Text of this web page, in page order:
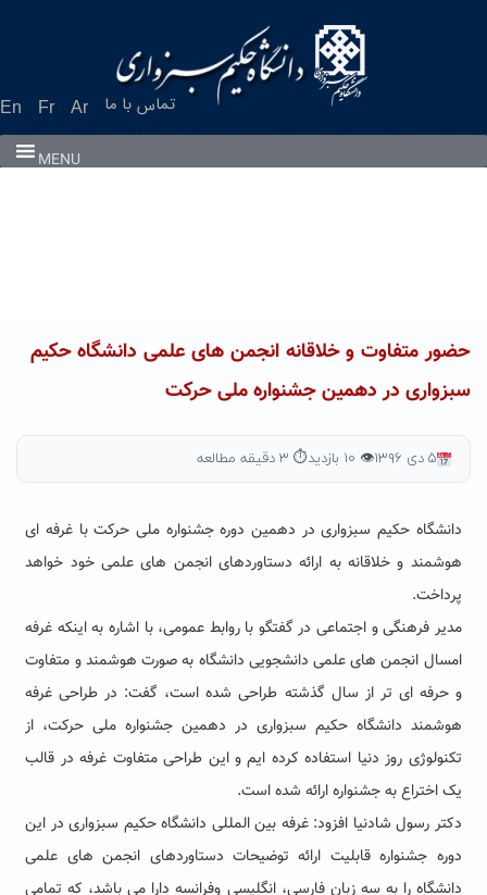
En Fr Ar تماس با ما
MENU
حضور متفاوت و خلاقانه انجمن های علمی دانشگاه حکیم
سبزواری در دهمین جشنواره ملی حرکت
۵ دی ۱۳۹۶ 👁 ۱۰ بازدید ⏱ ۳ دقیقه مطالعه
دانشگاه حکیم سبزواری در دهمین دوره جشنواره ملی حرکت با غرفه ای
هوشمند و خلاقانه به ارائه دستاوردهای انجمن های علمی خود خواهد
پرداخت.
مدیر فرهنگی و اجتماعی در گفتگو با روابط عمومی، با اشاره به اینکه غرفه
امسال انجمن های علمی دانشجویی دانشگاه به صورت هوشمند و متفاوت
و حرفه ای تر از سال گذشته طراحی شده است، گفت: در طراحی غرفه
هوشمند دانشگاه حکیم سبزواری در دهمین جشنواره ملی حرکت، از
تکنولوژی روز دنیا استفاده کرده ایم و این طراحی متفاوت غرفه در قالب
یک اختراع به جشنواره ارائه شده است.
دکتر رسول شادنیا افزود: غرفه بین المللی دانشگاه حکیم سبزواری در این
دوره جشنواره قابلیت ارائه توضیحات دستاوردهای انجمن های علمی
دانشگاه را به سه زبان فارسی، انگلیسی وفرانسه دارا می باشد، که تمامی